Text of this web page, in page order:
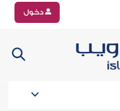
دخول